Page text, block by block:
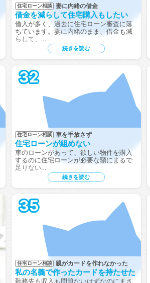
住宅ローン相談 妻に内緒の借金
借金を減らして住宅購入もしたい
借入が多く、過去に住宅ローン審査に落
ちています。妻に内緒のまま、借金も減
らして、…
続きを読む
32
住宅ローン相談 車を手放さず
住宅ローンが組めない
車のローンがあって、欲しい物件を購入
するのに住宅ローンが必要な額にまるで
足りない…
続きを読む
35
住宅ローン相談 親がカードを作れなかった
私の名義で作ったカードを持たせた
勤務先も収入も問題ないはずなのにまさ